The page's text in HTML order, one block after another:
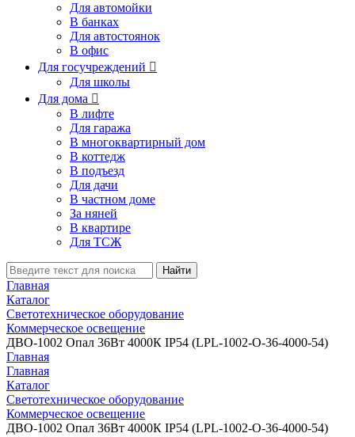
Для автомойки
В банках
Для автостоянок
В офис
Для госучреждений 
Для школы
Для дома 
В лифте
Для гаража
В многоквартирный дом
В коттедж
В подъезд
Для дачи
В частном доме
За няней
В квартире
Для ТСЖ
Найти
Главная
Каталог
Светотехническое оборудование
Коммерческое освещение
ДВО-1002 Опал 36Вт 4000К IP54 (LPL-1002-O-36-4000-54)
Главная
Главная
Каталог
Светотехническое оборудование
Коммерческое освещение
ДВО-1002 Опал 36Вт 4000К IP54 (LPL-1002-O-36-4000-54)